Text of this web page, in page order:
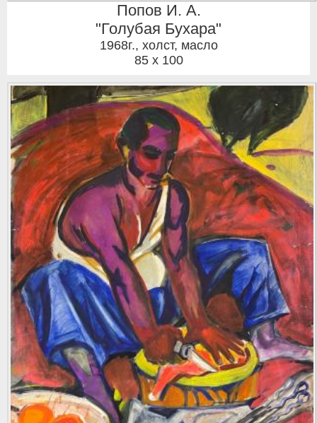
Попов И. А.
"Голубая Бухара"
1968г., холст, масло
85 x 100